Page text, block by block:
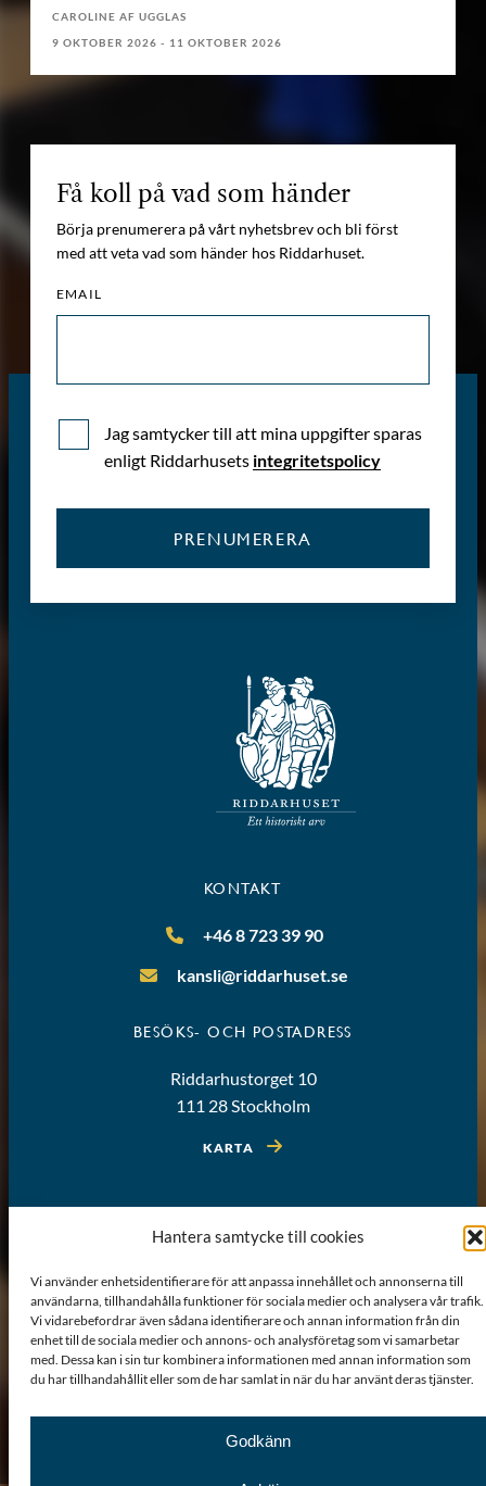
Hantera samtycke till cookies
Vi använder enhetsidentifierare för att anpassa innehållet och annonserna till
användarna, tillhandahålla funktioner för sociala medier och analysera vår trafik.
Vi vidarebefordrar även sådana identifierare och annan information från din
enhet till de sociala medier och annons- och analysföretag som vi samarbetar
med. Dessa kan i sin tur kombinera informationen med annan information som
du har tillhandahållit eller som de har samlat in när du har använt deras tjänster.
Godkänn
CAROLINE AF UGGLAS
9 OKTOBER 2026 - 11 OKTOBER 2026
Få koll på vad som händer
Börja prenumerera på vårt nyhetsbrev och bli först
med att veta vad som händer hos Riddarhuset.
EMAIL
Jag samtycker till att mina uppgifter sparas
enligt Riddarhusets integritetspolicy
PRENUMERERA
KONTAKT
+46 8 723 39 90
kansli@riddarhuset.se
BESÖKS- OCH POSTADRESS
Riddarhustorget 10
111 28 Stockholm
KARTA